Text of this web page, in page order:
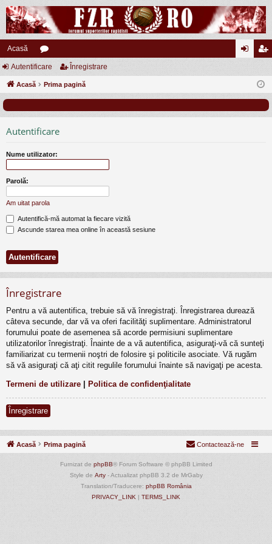
Acasă
or
u eg
Autentificare Înregistrare
Acasă Prima pagină
Autentificare
Nume utilizator:
Parolă:
Am uitat parola
Autentifică-mă automat la fiecare vizită
Ascunde starea mea online în această sesiune
Înregistrare
Pentru a vă autentifica, trebuie să vă înregistraţi. Înregistrarea durează
câteva secunde, dar vă va oferi facilităţi suplimentare. Administratorul
forumului poate de asemenea să acorde permisiuni suplimentare
utilizatorilor înregistraţi. Înainte de a vă autentifica, asiguraţi-vă că sunteţi
familiarizat cu termenii noştri de folosire şi politicile asociate. Vă rugăm
să vă asiguraţi că aţi citit regulile forumului înainte să navigaţi pe acesta.
Termeni de utilizare Politica de confidenţialitate
Înregistrare
Acasă Prima pagină Contactează-ne
Furnizat de phpBB® Forum Software © phpBB Limited
Style de Arty- Actualizat phpBB 3.2 de MrGaby
Translation/Traducere: phpBB România
PRIVACY_LINK | TERMS_LINK